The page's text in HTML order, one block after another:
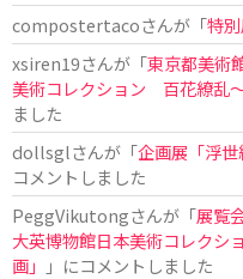
compostertacoさんが「特別
xsiren19さんが「東京都美術
美術コレクション 百花繚乱
ました
dollsglさんが「企画展「浮
コメントしました
PeggVikutongさんが「展覧
大英博物館日本美術コレク
画」
」にコメントしました